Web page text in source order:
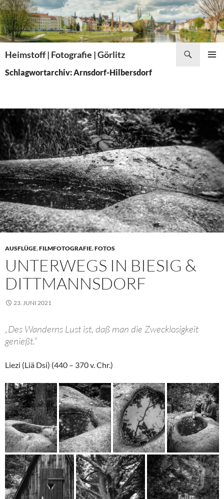
Zum
Inhalt
springen
Heimstoff | Fotografie | Görlitz
Schlagwortarchiv: Arnsdorf-Hilbersdorf
AUSFLÜGE,FILMFOTOGRAFIE,FOTOS
UNTERWEGS IN BIESIG &
DITTMANNSDORF
23. JUNI 2021
„Des Wanderns Lust ist, daß man die Zwecklosigkeit
genießt.“
Liezi (Liä Dsi) (440 – 370 v. Chr.)